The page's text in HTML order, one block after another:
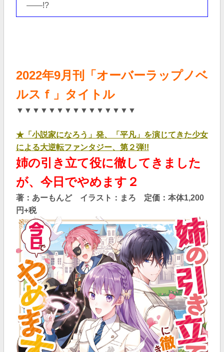
――!?
2022年9月刊「オーバーラップノベ
ルスｆ」タイト ル
▼▼▼▼▼▼▼▼▼▼▼▼▼▼▼
★「小説家になろう」発、「平凡」を演じてきた少女
による大逆転ファンタジー、第２弾!!
姉の引き立て役に徹してきました
が、今日でやめます２
著：あーもんど イラスト：まろ 定価：本体1,200
円+税